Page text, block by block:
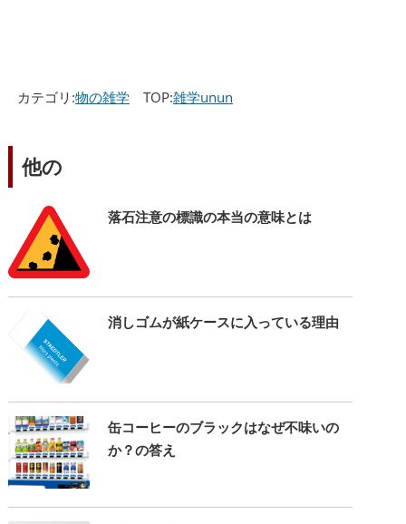
カテゴリ:物の雑学TOP:雑学unun
他の
落石注意の標識の本当の意味とは
消しゴムが紙ケースに入っている理由
缶コーヒーのブラックはなぜ不味いの
か？の答え